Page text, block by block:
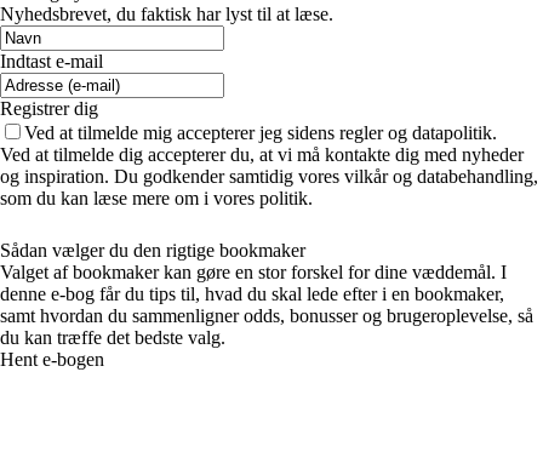
Nyhedsbrevet, du faktisk har lyst til at læse.
Indtast e-mail
Registrer dig
Ved at tilmelde mig accepterer jeg sidens regler og datapolitik.
Ved at tilmelde dig accepterer du, at vi må kontakte dig med nyheder
og inspiration. Du godkender samtidig vores vilkår og databehandling,
som du kan læse mere om i vores politik.
Sådan vælger du den rigtige bookmaker
Valget af bookmaker kan gøre en stor forskel for dine væddemål. I
denne e-bog får du tips til, hvad du skal lede efter i en bookmaker,
samt hvordan du sammenligner odds, bonusser og brugeroplevelse, så
du kan træffe det bedste valg.
Hent e-bogen